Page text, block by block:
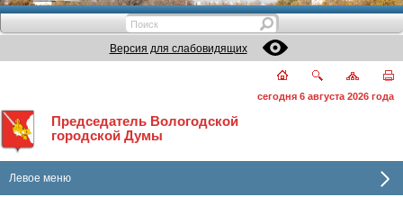
Версия для слабовидящих
сегодня 6 августа 2026 года
Председатель Вологодской
городской Думы
Левое меню